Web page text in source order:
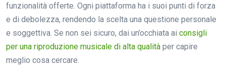
funzionalità offerte. Ogni piattaforma ha i suoi punti di forza
e di debolezza, rendendo la scelta una questione personale
e soggettiva. Se non sei sicuro, dai un’occhiata ai consigli
per una riproduzione musicale di alta qualità per capire
meglio cosa cercare.